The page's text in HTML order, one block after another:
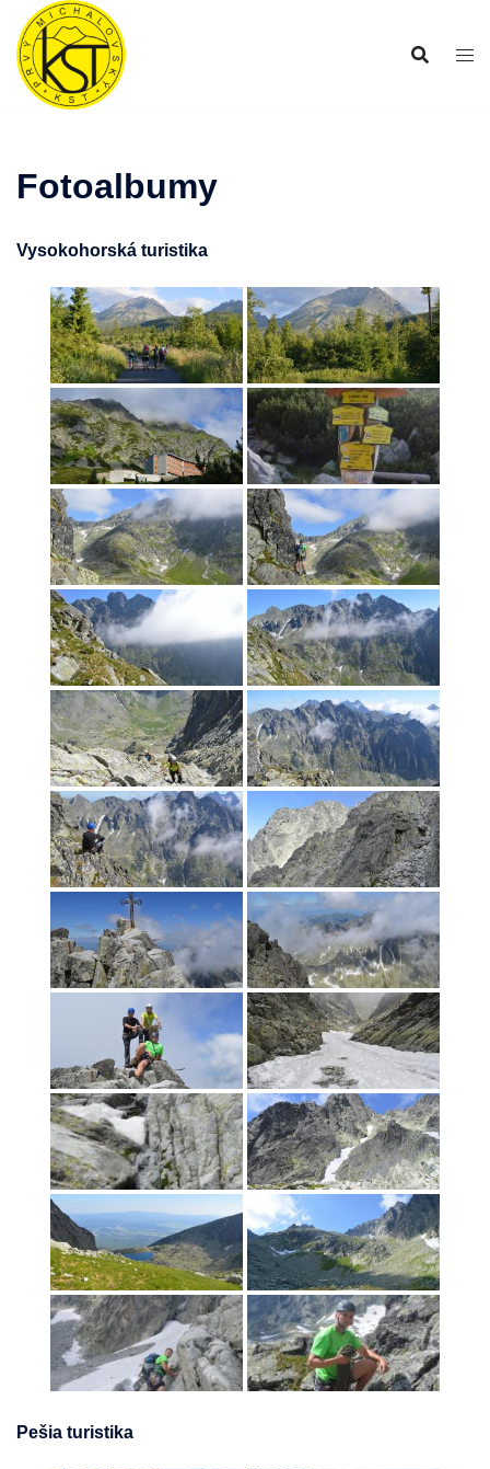
Preskočiť
obsah
Fotoalbumy
Vysokohorská turistika
Pešia turistika